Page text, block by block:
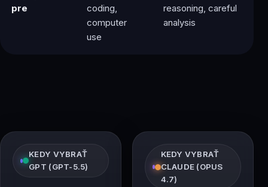
pre
coding,
computer
use
reasoning, careful
analysis
KEDY VYBRAŤ
GPT (GPT-5.5)
KEDY VYBRAŤ
CLAUDE (OPUS
4.7)